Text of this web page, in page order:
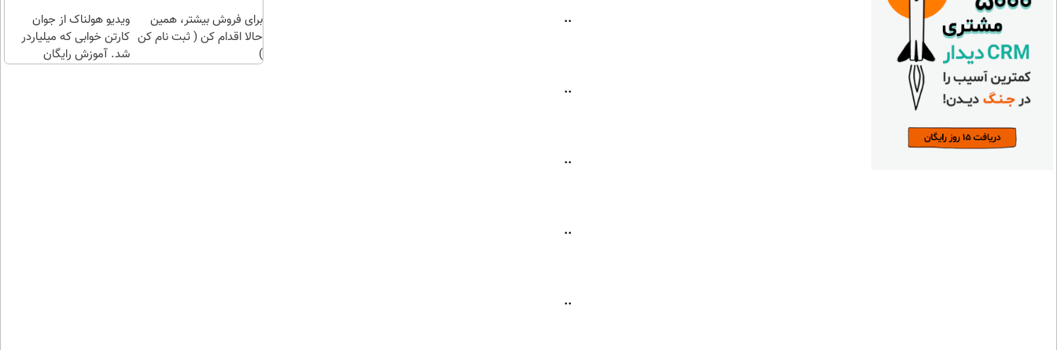
..
..
..
..
..
چند
کلیک)
برای فروش بیشتر، همین
حالا اقدام کن ( ثبت نام کن
)
ویدیو هولناک از جوان
کارتن خوابی که میلیاردر
شد. آموزش رایگان